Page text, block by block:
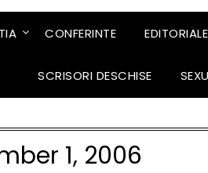
CONFERINTE EDITORIALE
SCRISORI DESCHISE
1, 2006